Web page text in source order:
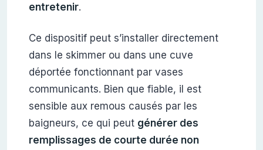
entretenir.
Ce dispositif peut s’installer directement
dans le skimmer ou dans une cuve
déportée fonctionnant par vases
communicants. Bien que fiable, il est
sensible aux remous causés par les
baigneurs, ce qui peut générer des
remplissages de courte durée non